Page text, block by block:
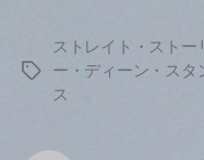
タ
ストレイト・ストー
ー・ディーン・スタ
ス